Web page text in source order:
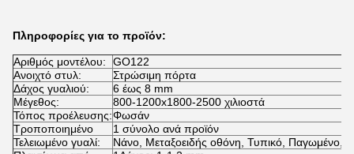
Πληροφορίες για το προϊόν:
Αριθμός μοντέλου:
GO122
Ανοιχτό στυλ:
Στρώσιμη πόρτα
Δάχος γυαλιού:
6 έως 8 mm
Μέγεθος:
800-1200x1800-2500 χιλιοστά
Τόπος προέλευσης:Φωσάν
Τροποποιημένο
1 σύνολο ανά προϊόν
Τελειωμένο γυαλί:
Νάνο, Μεταξοειδής οθόνη, Τυπικό, Παγωμένο,